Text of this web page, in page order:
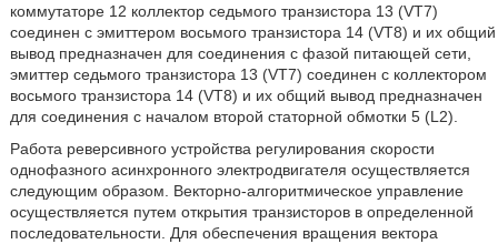
коммутаторе 12 коллектор седьмого транзистора 13 (VT7)
соединен с эмиттером восьмого транзистора 14 (VT8) и их общий
вывод предназначен для соединения с фазой питающей сети,
эмиттер седьмого транзистора 13 (VT7) соединен с коллектором
восьмого транзистора 14 (VT8) и их общий вывод предназначен
для соединения с началом второй статорной обмотки 5 (L2).
Работа реверсивного устройства регулирования скорости
однофазного асинхронного электродвигателя осуществляется
следующим образом. Векторно-алгоритмическое управление
осуществляется путем открытия транзисторов в определенной
последовательности. Для обеспечения вращения вектора